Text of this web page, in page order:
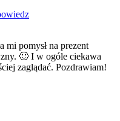
mi pomysł na prezent
🙂 I w ogóle ciekawa
zaglądać. Pozdrawiam!